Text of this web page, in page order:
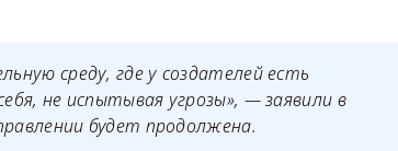
среду, где у создателей есть
не испытывая угрозы», — заявили в
будет продолжена.